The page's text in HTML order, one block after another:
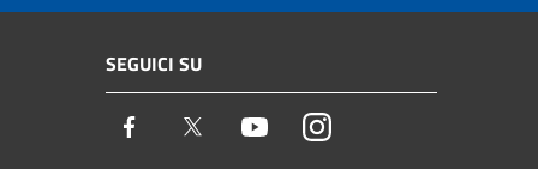
SEGUICI SU
Facebook Twitter YoutubeInstagram